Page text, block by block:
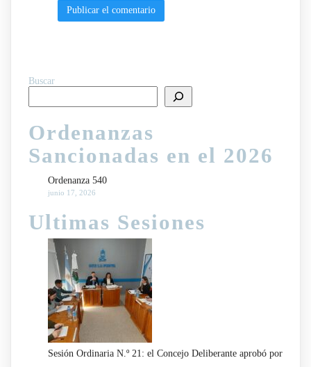
Buscar
Ordenanzas
Sancionadas en el 2026
Ordenanza 540
junio 17, 2026
Ultimas Sesiones
Sesión Ordinaria N.º 21: el Concejo Deliberante aprobó por